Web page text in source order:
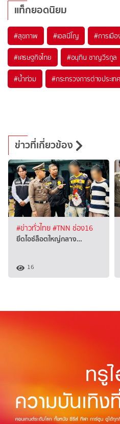
แท็กยอดนิยม
#สุขภาพ #เอลนีโญ #การเมือ
#เศรษฐกิจไทย #อนุทิน ชาญวีรกูล
#น้ำท่วม #กระทรวงการต่างประเทศ
ข่าวที่เกี่ยวข้อง
#ข่าวทั่วไทย#TNN ช่อง16
ยึดไอซ์ล็อตใหญ่กลาง…
16